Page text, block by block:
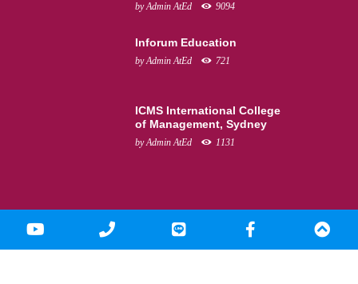
byAdmin AtEd 9094
Inforum Education
byAdmin AtEd 721
ICMS International College
of Management, Sydney
byAdmin AtEd 1131
facebook